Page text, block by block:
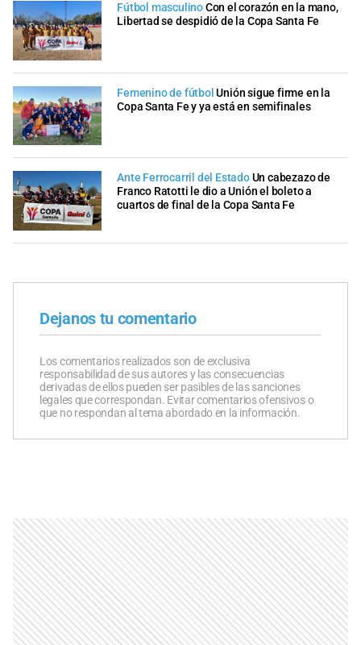
Fútbol masculinoCon el corazón en la mano,
Libertad se despidió de la Copa Santa Fe
Femenino de fútbolUnión sigue firme en la
Copa Santa Fe y ya está en semifinales
Ante Ferrocarril del EstadoUn cabezazo de
Franco Ratotti le dio a Unión el boleto a
cuartos de final de la Copa Santa Fe
Dejanos tu comentario
Los comentarios realizados son de exclusiva
responsabilidad de sus autores y las consecuencias
derivadas de ellos pueden ser pasibles de las sanciones
legales que correspondan. Evitar comentarios ofensivos o
que no respondan al tema abordado en la información.